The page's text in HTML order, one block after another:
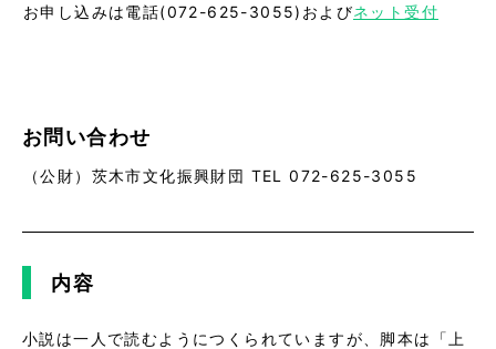
お申し込みは電話(072-625-3055)およびネット受付
お問い合わせ
（公財）茨木市文化振興財団 TEL 072-625-3055
内容
小説は一人で読むようにつくられていますが、脚本は「上